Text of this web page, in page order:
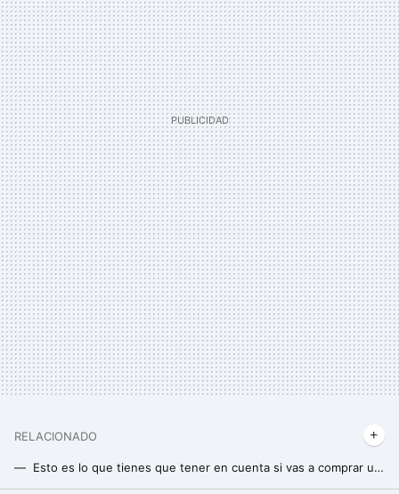
RELACIONADO
Esto es lo que tienes que tener en cuenta si vas a comprar unas kettlebells o pesas rusas